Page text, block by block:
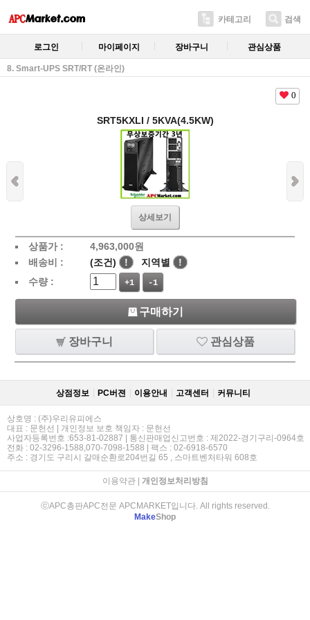
카테고리 검색
로그인 마이페이지 장바구니 관심상품
8. Smart-UPS SRT/RT (온라인)
0
SRT5KXLI / 5KVA(4.5KW)
상세보기
상품가 : 4,963,000원
배송비 :
(조건) ! 지역별
!
수량 :
+1 -1
구매하기
장바구니 관심상품
상점정보 PC버젼 이용안내 고객센터 커뮤니티
상호명 : (주)우리유피에스
대표 : 문헌선 | 개인정보 보호 책임자 : 문헌선
사업자등록번호 :653-81-02887 | 통신판매업신고번호 : 제2022-경기구리-0964호
전화 : 02-3296-1588,070-7098-1588 | 팩스 : 02-6918-6570
주소 : 경기도 구리시 갈매순환로204번길 65 , 스마트벤처타워 608호
이용약관| 개인정보처리방침
ⓒAPC총판APC전문 APCMARKET입니다. All rights reserved.
MakeShop